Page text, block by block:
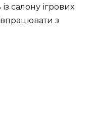
салону ігрових
з